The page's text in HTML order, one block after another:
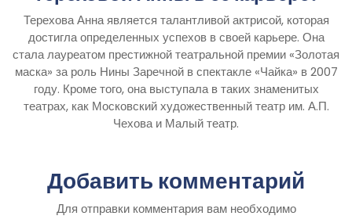
Терехова Анна является талантливой актрисой, которая
достигла определенных успехов в своей карьере. Она
стала лауреатом престижной театральной премии «Золотая
маска» за роль Нины Заречной в спектакле «Чайка» в 2007
году. Кроме того, она выступала в таких знаменитых
театрах, как Московский художественный театр им. А.П.
Чехова и Малый театр.
Добавить комментарий
Для отправки комментария вам необходимо